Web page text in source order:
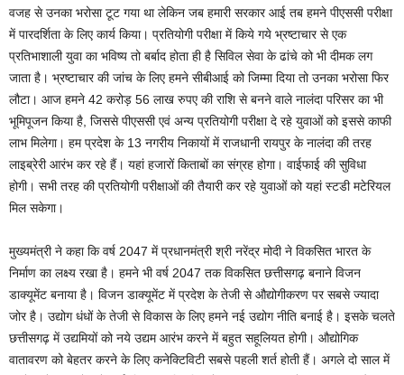
वजह से उनका भरोसा टूट गया था लेकिन जब हमारी सरकार आई तब हमने पीएससी परीक्षा
में पारदर्शिता के लिए कार्य किया। प्रतियोगी परीक्षा में किये गये भ्रष्टाचार से एक
प्रतिभाशाली युवा का भविष्य तो बर्बाद होता ही है सिविल सेवा के ढांचे को भी दीमक लग
जाता है। भ्रष्टाचार की जांच के लिए हमने सीबीआई को जिम्मा दिया तो उनका भरोसा फिर
लौटा। आज हमने 42 करोड़ 56 लाख रुपए की राशि से बनने वाले नालंदा परिसर का भी
भूमिपूजन किया है, जिससे पीएससी एवं अन्य प्रतियोगी परीक्षा दे रहे युवाओं को इससे काफी
लाभ मिलेगा। हम प्रदेश के 13 नगरीय निकायों में राजधानी रायपुर के नालंदा की तरह
लाइब्रेरी आरंभ कर रहे हैं। यहां हजारों किताबों का संग्रह होगा। वाईफाई की सुविधा
होगी। सभी तरह की प्रतियोगी परीक्षाओं की तैयारी कर रहे युवाओं को यहां स्टडी मटेरियल
मिल सकेगा।
मुख्यमंत्री ने कहा कि वर्ष 2047 में प्रधानमंत्री श्री नरेंद्र मोदी ने विकसित भारत के
निर्माण का लक्ष्य रखा है। हमने भी वर्ष 2047 तक विकसित छत्तीसगढ़ बनाने विजन
डाक्यूमेंट बनाया है। विजन डाक्यूमेंट में प्रदेश के तेजी से औद्योगीकरण पर सबसे ज्यादा
जोर है। उद्योग धंधों के तेजी से विकास के लिए हमने नई उद्योग नीति बनाई है। इसके चलते
छत्तीसगढ़ में उद्यमियों को नये उद्यम आरंभ करने में बहुत सहूलियत होगी। औद्योगिक
वातावरण को बेहतर करने के लिए कनेक्टिविटी सबसे पहली शर्त होती हैं। अगले दो साल में